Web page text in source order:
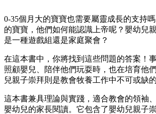
0-35個月大的寶寶也需要屬靈成長的支持
的寶寶，他們如何能認識上帝呢？嬰幼兒
是一種遊戲組還是家庭聚會？
在這本書中，你將找到這些問題的答案！
照顧嬰兒、陪伴他們玩耍時，也在培育他
兒親子崇拜則是教會牧養工作中不可或缺的
這本書兼具理論與實踐，適合教會的領袖
嬰幼兒的家長閱讀。它包含了嬰幼兒親子